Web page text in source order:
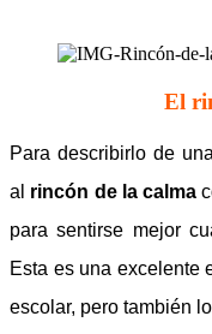
El
Para describirlo de
al rincón de la calma
para sentirse mejor
Esta es una excelente
escolar, pero también